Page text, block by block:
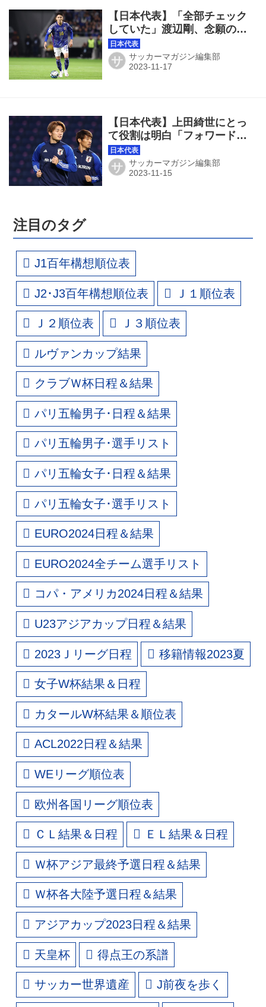
【日本代表】「全部チェック
していた」渡辺剛、念願の『A
代表デビュー』は「60点」
サ サッカーマガジン編集部
【日本代表】上田綺世にとっ
て役割は明白「フォワードの
本質は点を取ってチームを勝
たせること」
サ サッカーマガジン編集部
注目のタグ
J1百年構想順位表
J2･J3百年構想順位表 Ｊ１順位表
Ｊ２順位表 Ｊ３順位表
ルヴァンカップ結果
クラブＷ杯日程＆結果
パリ五輪男子･日程＆結果
パリ五輪男子･選手リスト
パリ五輪女子･日程＆結果
パリ五輪女子･選手リスト
EURO2024日程＆結果
EURO2024全チーム選手リスト
コパ・アメリカ2024日程＆結果
U23アジアカップ日程＆結果
2023Ｊリーグ日程 移籍情報2023夏
女子W杯結果＆日程
カタールW杯結果＆順位表
ACL2022日程＆結果
WEリーグ順位表
欧州各国リーグ順位表
ＣＬ結果＆日程 ＥＬ結果＆日程
Ｗ杯アジア最終予選日程＆結果
Ｗ杯各大陸予選日程＆結果
アジアカップ2023日程＆結果
天皇杯 得点王の系譜
サッカー世界遺産 J前夜を歩く